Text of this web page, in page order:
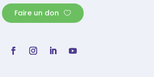
Faire un don